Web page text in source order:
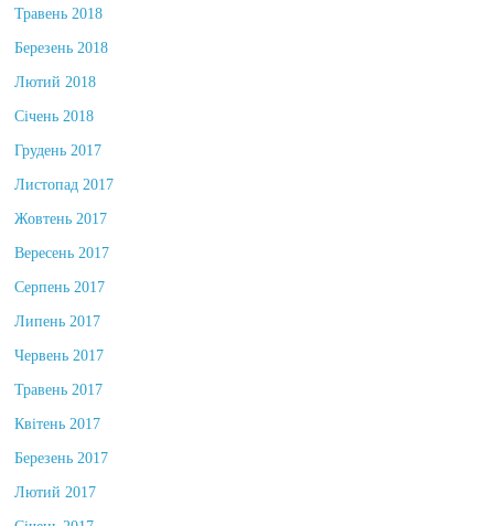
Травень 2018
Березень 2018
Лютий 2018
Січень 2018
Грудень 2017
Листопад 2017
Жовтень 2017
Вересень 2017
Серпень 2017
Липень 2017
Червень 2017
Травень 2017
Квітень 2017
Березень 2017
Лютий 2017